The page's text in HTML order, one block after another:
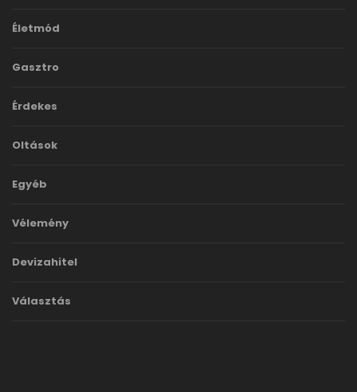
Életmód
Gasztro
Érdekes
Oltások
Egyéb
Vélemény
Devizahitel
Választás